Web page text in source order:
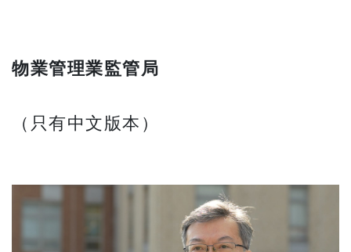
物業管理業監管局
（只有中文版本）